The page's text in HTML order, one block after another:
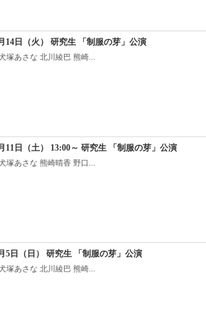
14日（火） 研究生 「制服の芽」公演
塚あさな 北川綾巴 熊崎...
11日（土） 13:00～ 研究生 「制服の芽」公演
塚あさな 熊崎晴香 野口...
5日（日） 研究生 「制服の芽」公演
塚あさな 北川綾巴 熊崎...